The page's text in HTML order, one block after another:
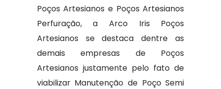
Poços Artesianos e Poços Artesianos
Perfuração, a Arco Iris Poços
Artesianos se destaca dentre as
demais empresas de Poços
Artesianos justamente pelo fato de
viabilizar Manutenção de Poço Semi